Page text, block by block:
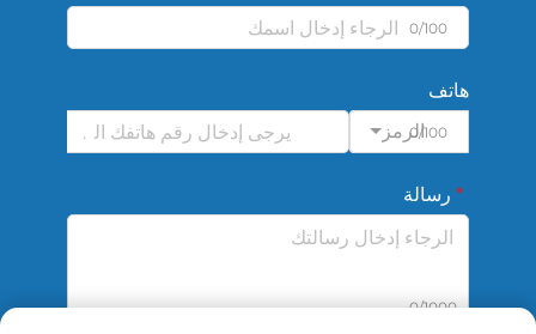
0/100
هاتف
الرمز0/100
رسالة
0/1000